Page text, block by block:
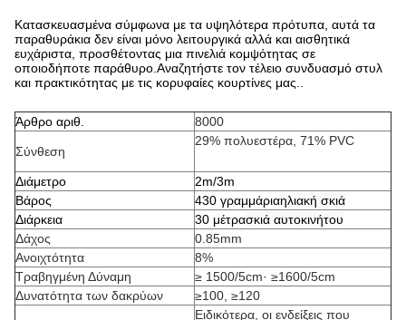
Κατασκευασμένα σύμφωνα με τα υψηλότερα πρότυπα, αυτά τα
παραθυράκια δεν είναι μόνο λειτουργικά αλλά και αισθητικά
ευχάριστα, προσθέτοντας μια πινελιά κομψότητας σε
οποιοδήποτε παράθυρο.Αναζητήστε τον τέλειο συνδυασμό στυλ
και πρακτικότητας με τις κορυφαίες κουρτίνες μας..
Άρθρο αριθ. 8000
Σύνθεση
29% πολυεστέρα, 71% PVC
Διάμετρο
2m/3m
Βάρος
430 γραμμάριαηλιακή σκιά
Διάρκεια
30 μέτρασκιά αυτοκινήτου
Δάχος
0.85mm
Ανοιχτότητα
8%
Τραβηγμένη Δύναμη
≥ 1500/5cm· ≥1600/5cm
Δυνατότητα των δακρύων
≥100, ≥120
Ειδικότερα, οι ενδείξεις που